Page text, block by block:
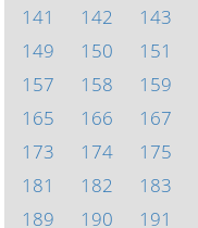
141
142 143
149
150 151
157
158 159
165
166 167
173
174 175
181
182 183
189
190 191